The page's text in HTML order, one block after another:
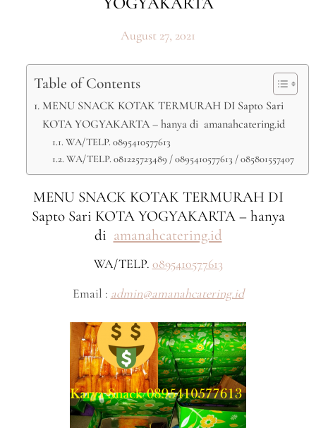
August 27, 2021
Table of Contents
MENU SNACK KOTAK TERMURAH DI Sapto Sari
KOTA YOGYAKARTA – hanya di amanahcatering.id
WA/TELP. 0895410577613
WA/TELP. 081225723489 / 0895410577613 / 085801557407
MENU SNACK KOTAK TERMURAH DI
Sapto Sari KOTA YOGYAKARTA – hanya
di amanahcatering.id
WA/TELP. 0895410577613
Email : admin@amanahcatering.id